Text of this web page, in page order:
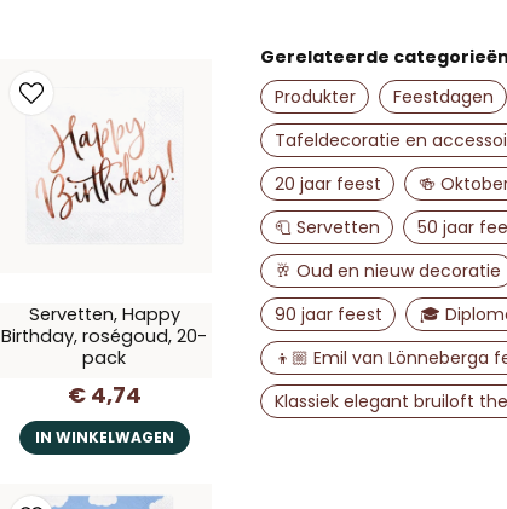
Ja, u mag mijn
Servetten, Happy
Birthday, roségoud, 20-
pack
€ 4,74
IN WINKELWAGEN
Gerelateerde categorieën
Produkter
Feestdagen
Tafeldecoratie en
20 jaar feest
🍻
🧻 Servetten
50 jaar
🥂 Oud en nieuw decoratie
90 jaar feest
🎓
👦🏼 Emil van Lönneberga
Klassiek elegant bruiloft